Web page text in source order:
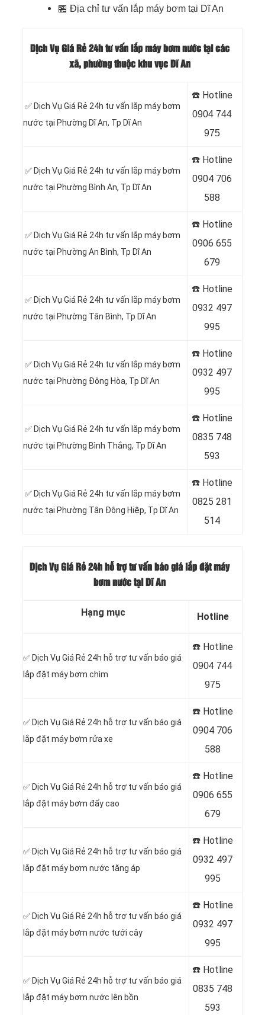
🏪 Địa chỉ tư vấn lắp máy bơm tại Dĩ An
Dịch Vụ Giá Rẻ 24h tư vấn lắp máy bơm nước tại các
xã, phường thuộc khu vục Dĩ An
✅ Dịch Vụ Giá Rẻ 24h tư vấn lắp máy bơm
nước tại Phường Dĩ An, Tp Dĩ An
☎️ Hotline
0904 744
975
✅ Dịch Vụ Giá Rẻ 24h tư vấn lắp máy bơm
nước tại Phường Bình An, Tp Dĩ An
☎️ Hotline
0904 706
588
✅ Dịch Vụ Giá Rẻ 24h tư vấn lắp máy bơm
nước tại Phường An Bình, Tp Dĩ An
☎️ Hotline
0906 655
679
✅ Dịch Vụ Giá Rẻ 24h tư vấn lắp máy bơm
nước tại Phường Tân Bình, Tp Dĩ An
☎️ Hotline
0932 497
995
✅ Dịch Vụ Giá Rẻ 24h tư vấn lắp máy bơm
nước tại Phường Đông Hòa, Tp Dĩ An
☎️ Hotline
0932 497
995
✅ Dịch Vụ Giá Rẻ 24h tư vấn lắp máy bơm
nước tại Phường Bình Thắng, Tp Dĩ An
☎️ Hotline
0835 748
593
✅ Dịch Vụ Giá Rẻ 24h tư vấn lắp máy bơm
nước tại Phường Tân Đông Hiệp, Tp Dĩ An
☎️ Hotline
0825 281
514
Dịch Vụ Giá Rẻ 24h hỗ trợ tư vấn báo giá lắp đặt máy
bơm nước tại Dĩ An
Hạng mục Hotline
✅ Dịch Vụ Giá Rẻ 24h hỗ trợ tư vấn báo giá
lắp đặt máy bơm chìm
☎️ Hotline
0904 744
975
✅ Dịch Vụ Giá Rẻ 24h hỗ trợ tư vấn báo giá
lắp đặt máy bơm rửa xe
☎️ Hotline
0904 706
588
✅ Dịch Vụ Giá Rẻ 24h hỗ trợ tư vấn báo giá
lắp đặt máy bơm đẩy cao
☎️ Hotline
0906 655
679
✅ Dịch Vụ Giá Rẻ 24h hỗ trợ tư vấn báo giá
lắp đặt máy bơm nước tăng áp
☎️ Hotline
0932 497
995
✅ Dịch Vụ Giá Rẻ 24h hỗ trợ tư vấn báo giá
lắp đặt máy bơm nước tưới cây
☎️ Hotline
0932 497
995
✅ Dịch Vụ Giá Rẻ 24h hỗ trợ tư vấn báo giá
lắp đặt máy bơm nước lên bồn
☎️ Hotline
0835 748
593